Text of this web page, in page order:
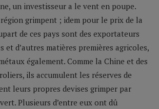
un investisseur a le vent en poupe.
grimpent ; idem pour le prix de la
de ces pays sont des exportateurs
et d’autres matières premières agricoles,
également. Comme la Chine et des
ils accumulent les réserves de
leurs propres devises grimper par
Plusieurs d’entre eux ont dû